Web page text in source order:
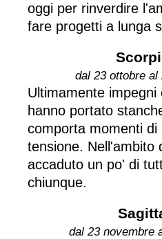
oggi per rinverdire
fare progetti a lunga
dal 23 ottobre al
Ultimamente
hanno portato
comporta momenti di
tensione. Nell'ambito
accaduto un po' di
chiunque.
dal 23 novembre